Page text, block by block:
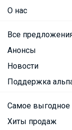
О нас
Все
Анонсы
Новости
Поддержка
Самое выгодное
Хиты продаж